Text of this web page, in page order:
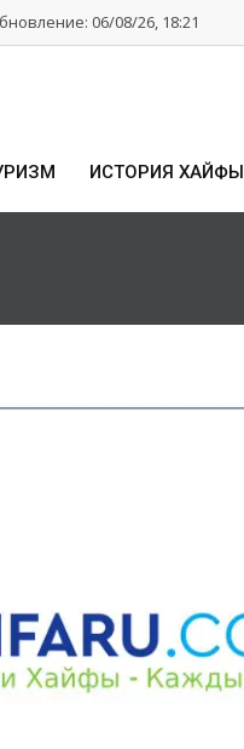
06/08/26, 18:21
ИСТОРИЯ ХАЙФЫ